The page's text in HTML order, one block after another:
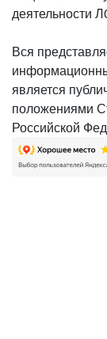
деятельности
Вся
является
положениями
Российской